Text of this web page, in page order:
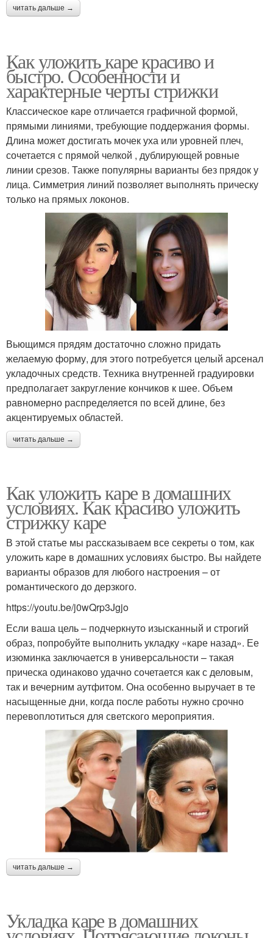
читать дальше →
Как уложить каре красиво и
быстро. Особенности и
характерные черты стрижки
Классическое каре отличается графичной формой,
прямыми линиями, требующие поддержания формы.
Длина может достигать мочек уха или уровней плеч,
сочетается с прямой челкой , дублирующей ровные
линии срезов. Также популярны варианты без прядок у
лица. Симметрия линий позволяет выполнять прическу
только на прямых локонов.
Вьющимся прядям достаточно сложно придать
желаемую форму, для этого потребуется целый арсенал
укладочных средств. Техника внутренней градуировки
предполагает закругление кончиков к шее. Объем
равномерно распределяется по всей длине, без
акцентируемых областей.
читать дальше →
Как уложить каре в домашних
условиях. Как красиво уложить
стрижку каре
В этой статье мы рассказываем все секреты о том, как
уложить каре в домашних условиях быстро. Вы найдете
варианты образов для любого настроения – от
романтического до дерзкого.
https://youtu.be/j0wQrp3Jgjo
Если ваша цель – подчеркнуто изысканный и строгий
образ, попробуйте выполнить укладку «каре назад». Ее
изюминка заключается в универсальности – такая
прическа одинаково удачно сочетается как с деловым,
так и вечерним аутфитом. Она особенно выручает в те
насыщенные дни, когда после работы нужно срочно
перевоплотиться для светского мероприятия.
читать дальше →
Укладка каре в домашних